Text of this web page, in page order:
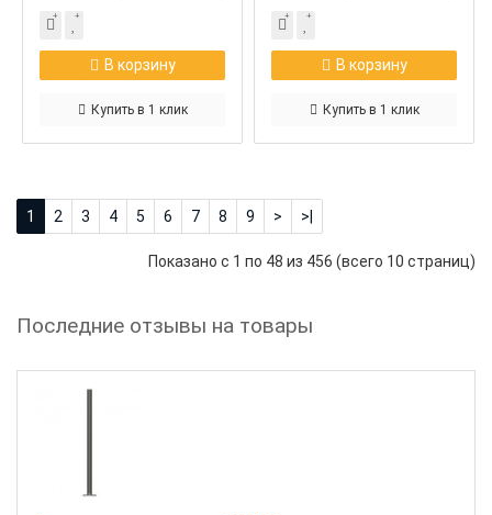
В корзину
Купить в 1 клик
В корзину
Купить в 1 клик
1 2 3 4 5 6 7 8 9 > >|
Показано с 1 по 48 из 456 (всего 10 страниц)
Последние отзывы на товары